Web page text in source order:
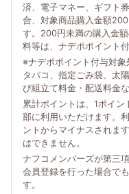
済、電子マネー、ギフト
合、対象商品購入金額
す。200円未満の購入金
料等は、ナデポポイント
※ナデポポイント付与対
タバコ、指定ごみ袋、太
び組立て料金・配送料金
累計ポイントは、1ポイ
部に利用いただけます。
ントからマイナスされま
はできません。
ナフコメンバーズが第三
会員登録を行った場合で
す。